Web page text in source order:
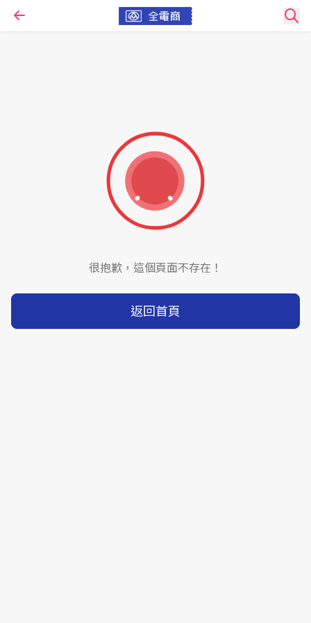
很抱歉，這個頁面不存在！
返回首頁